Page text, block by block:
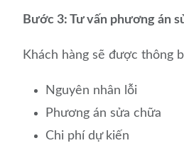
Bước 3: Tư vấn phương án
Khách hàng sẽ được thông
Nguyên nhân lỗi
Phương án sửa chữa
Chi phí dự kiến